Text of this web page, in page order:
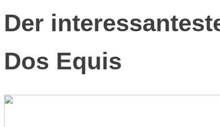
Der
Dos Equis